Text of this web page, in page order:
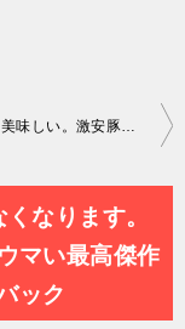
なります。
マい最高傑作
ック